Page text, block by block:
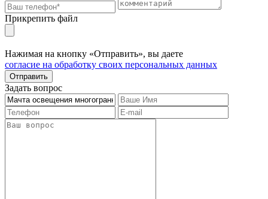
Прикрепить файл
Нажимая на кнопку «Отправить», вы даете
согласие на обработку своих персональных данных
Отправить
Задать вопрос